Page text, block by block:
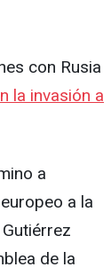
con Rusia
la invasión a
a
a la
de la